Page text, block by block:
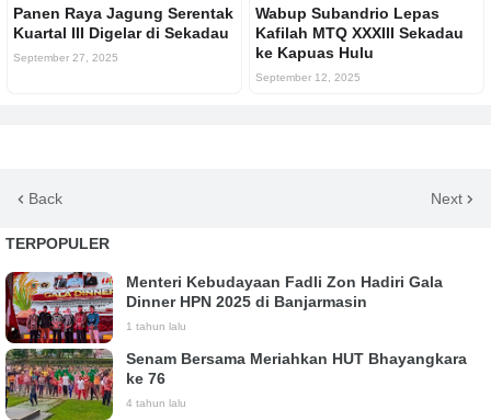
Panen Raya Jagung Serentak
Kuartal III Digelar di Sekadau
September 27, 2025
Wabup Subandrio Lepas
Kafilah MTQ XXXIII Sekadau
ke Kapuas Hulu
September 12, 2025
Back Next
TERPOPULER
Menteri Kebudayaan Fadli Zon Hadiri Gala
Dinner HPN 2025 di Banjarmasin
1 tahun lalu
Senam Bersama Meriahkan HUT Bhayangkara
ke 76
4 tahun lalu